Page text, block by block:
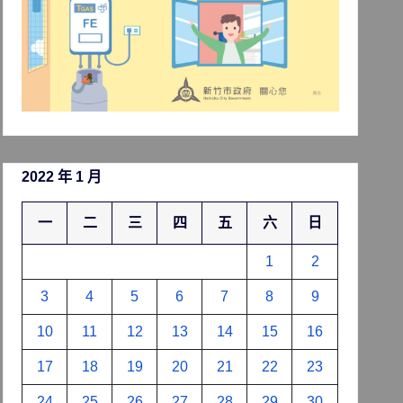
2022 年 1 月
一 二 三 四 五 六 日
1 2
3 4 5 6 7 8 9
10 11 12 13 14 15 16
17 18 19 20 21 22 23